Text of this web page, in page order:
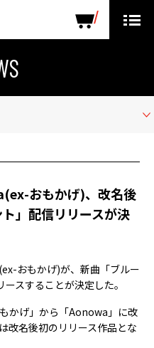
おもかげ)、改名後
」配信リリースが決
おもかげ)が、新曲「ブルー
スすることが決定した。
かげ」から「Aonowa」に改
改名後初のリリース作品とな